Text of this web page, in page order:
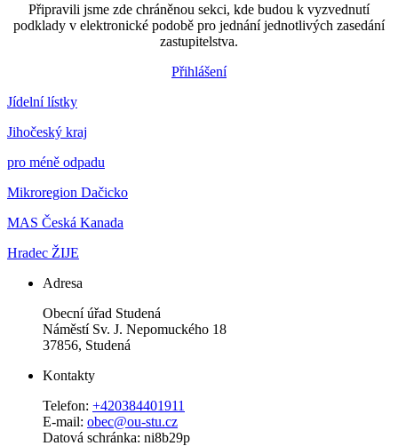
Připravili jsme zde chráněnou sekci, kde budou k vyzvednutí
podklady v elektronické podobě pro jednání jednotlivých zasedání
zastupitelstva.
Přihlášení
Jídelní lístky
Jihočeský kraj
pro méně odpadu
Mikroregion Dačicko
MAS Česká Kanada
Hradec ŽIJE
Adresa
Obecní úřad Studená
Náměstí Sv. J. Nepomuckého 18
37856, Studená
Kontakty
Telefon: +420384401911
E-mail: obec@ou-stu.cz
Datová schránka: ni8b29p